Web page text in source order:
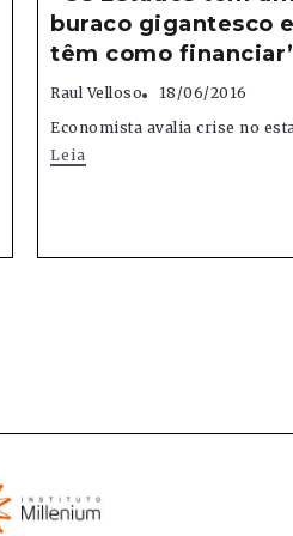
buraco gigantesco
têm como
Raul Velloso
18/06/2016
Economista avalia crise no
Leia